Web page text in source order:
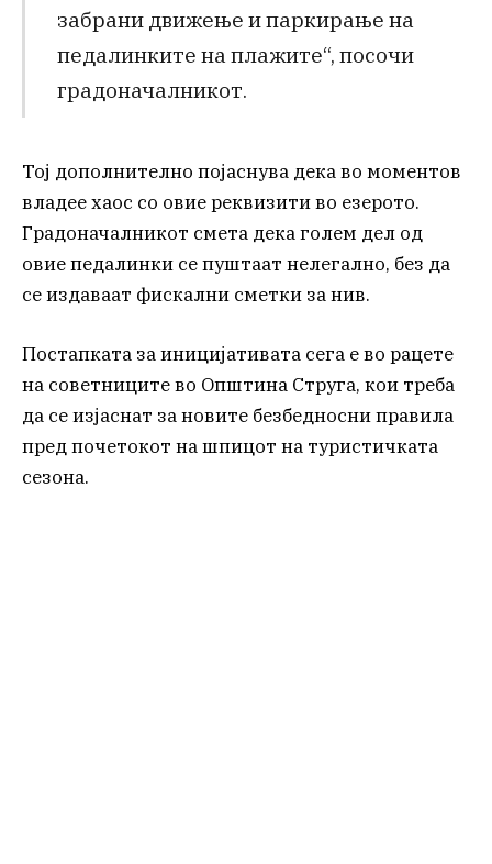
забрани движење и паркирање на
педалинките на плажите“, посочи
градоначалникот.
Тој дополнително појаснува дека во моментов
владее хаос со овие реквизити во езерото.
Градоначалникот смета дека голем дел од
овие педалинки се пуштаат нелегално, без да
се издаваат фискални сметки за нив.
Постапката за иницијативата сега е во рацете
на советниците во Општина Струга, кои треба
да се изјаснат за новите безбедносни правила
пред почетокот на шпицот на туристичката
сезона.